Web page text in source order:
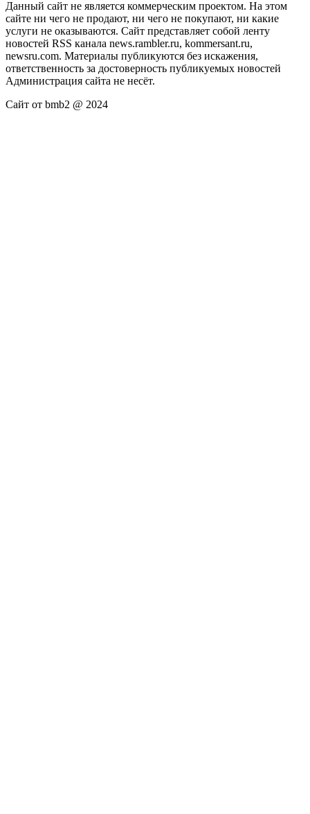
Данный сайт не является коммерческим проектом. На этом
сайте ни чего не продают, ни чего не покупают, ни какие
услуги не оказываются. Сайт представляет собой ленту
новостей RSS канала news.rambler.ru, kommersant.ru,
newsru.com. Материалы публикуются без искажения,
ответственность за достоверность публикуемых новостей
Администрация сайта не несёт.
Сайт от bmb2 @ 2024